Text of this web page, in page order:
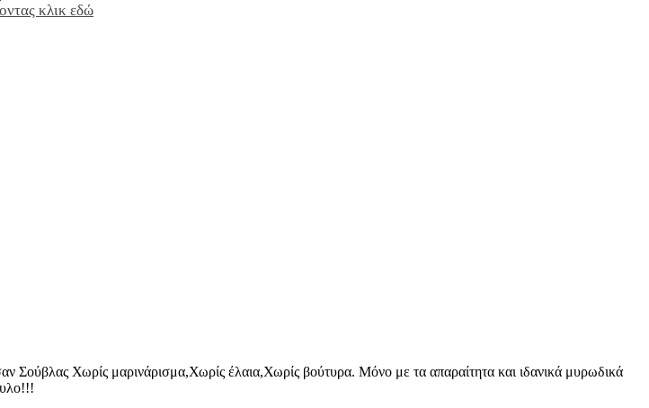
κλικ εδώ
Σούβλας Χωρίς μαρινάρισμα,Χωρίς έλαια,Χωρίς βούτυρα. Μόνο με τα απαραίτητα και ιδανικά μυρωδικά